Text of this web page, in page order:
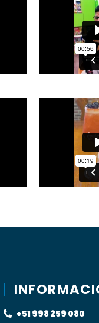
+51 998 259 080